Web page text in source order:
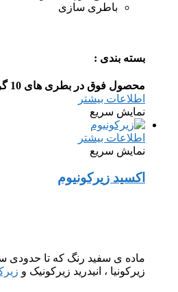
باطری سازی
بسته بندی :
محصول فوق در بطری های 10 گرمی عرضه می گردد.
اطلاعات بیشتر
نمایش سریع
اطلاعات بیشتر
نمایش سریع
اکسید زیرکونیوم
زیرکونیا ، انیدرید زیرکونیک و